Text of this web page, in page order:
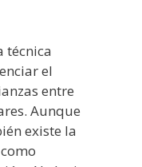
técnica
el
entre
Aunque
existe la